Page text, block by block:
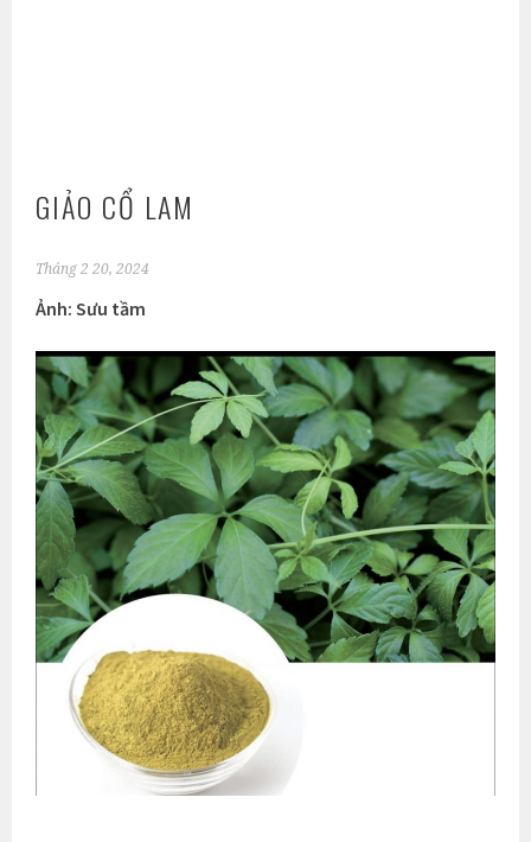
GIẢO CỔ LAM
Tháng 2 20, 2024
Ảnh: Sưu tầm